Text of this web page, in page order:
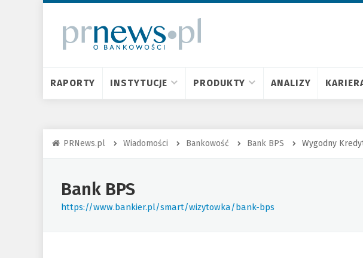
RAPORTY INSTYTUCJE PRODUKTY ANALIZY
PRNews.pl Wiadomości Bankowość Bank BPS Wygodny
Bank BPS
https://www.bankier.pl/smart/wizytowka/bank-bps